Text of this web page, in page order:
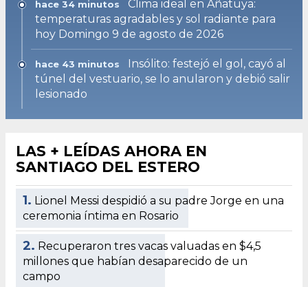
hace 34 minutos
Clima ideal en Añatuya:
temperaturas agradables y sol radiante para
hoy Domingo 9 de agosto de 2026
hace 43 minutos
Insólito: festejó el gol, cayó al
túnel del vestuario, se lo anularon y debió salir
lesionado
LAS + LEÍDAS AHORA EN
SANTIAGO DEL ESTERO
1. Lionel Messi despidió a su padre Jorge en una
ceremonia íntima en Rosario
2. Recuperaron tres vacas valuadas en $4,5
millones que habían desaparecido de un
campo